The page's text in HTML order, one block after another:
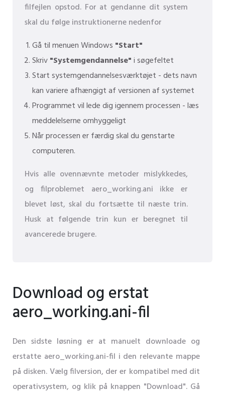
filfejlen opstod. For at gendanne dit system
skal du følge instruktionerne nedenfor
Gå til menuen Windows "Start"
Skriv"Systemgendannelse"i søgefeltet
Start systemgendannelsesværktøjet - dets navn
kan variere afhængigt af versionen af ​​systemet
Programmet vil lede dig igennem processen - læs
meddelelserne omhyggeligt
Når processen er færdig skal du genstarte
computeren.
Hvis alle ovennævnte metoder mislykkedes,
og filproblemet aero_working.ani ikke er
blevet løst, skal du fortsætte til næste trin.
Husk at følgende trin kun er beregnet til
avancerede brugere.
Download og erstat
aero_working.ani-fil
Den sidste løsning er at manuelt downloade og
erstatte aero_working.ani-fil i den relevante mappe
på disken. Vælg filversion, der er kompatibel med dit
operativsystem, og klik på knappen "Download". Gå